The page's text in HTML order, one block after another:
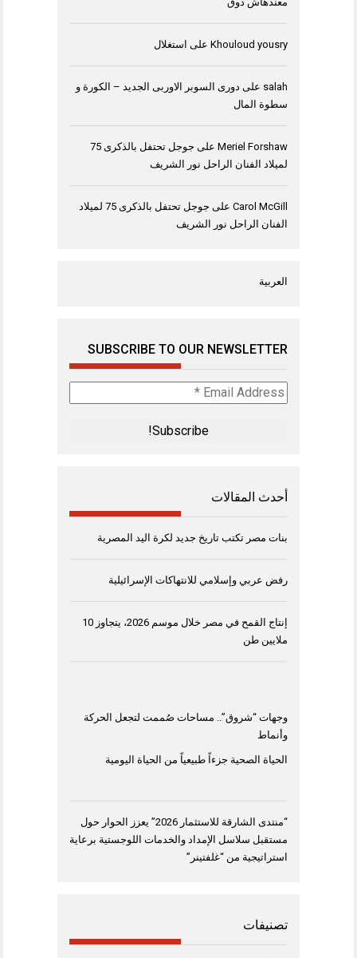
Khouloud yousry على استغلال
salah على دورى السوبر الاوربى الجديد – الكورة و
سطوة المال
Meriel Forshaw على
جوجل تحتفل بالذكرى 75
لميلاد الفنان الراحل نور الشريف
Carol McGill على
جوجل تحتفل بالذكرى 75 لميلاد
الفنان الراحل نور الشريف
العربية
SUBSCRIBE TO OUR NEWSLETTER
Email
Address
أحدث المقالات
بنات مصر تكتب تاريخ جديد لكرة اليد المصرية
رفض عربي وإسلامي للانتهاكات الإسرائيلية
إنتاج القمح في مصر خلال موسم 2026، يتجاوز 10
ملايين طن
وجهات “شروق”.. مساحات صُممت لتجعل الحركة
وأنماط
الحياة الصحية جزءاً طبيعياً من الحياة اليومية
“منتدى الشارقة للاستثمار 2026” يعزز الحوار حول
مستقبل سلاسل الإمداد والخدمات اللوجستية برعاية
استراتيجية من “غلفتينر”
تصنيفات